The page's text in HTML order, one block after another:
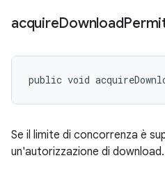
acquireDownload
public void
Se il limite di concorrenza è
un'autorizzazione di download.